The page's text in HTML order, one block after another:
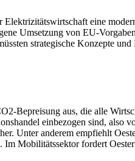
eine
Umsetzung von EU-
strategische Konzepte
Bepreisung aus, die alle
einbezogen sind, also
Unter anderem empfiehlt
Mobilitätssektor fordert